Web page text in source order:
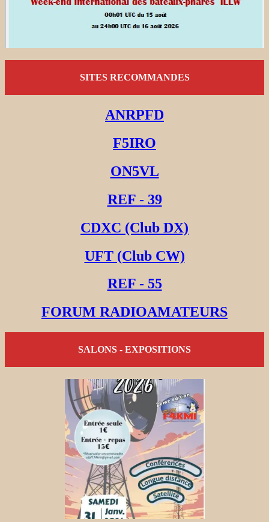
SITES RECOMMANDES
ANRPFD
F5IRO
ON5VL
REF - 39
CDXC (Club DX)
UFT (Club CW)
REF - 55
FORUM RADIOAMATEURS
SALONS - EXPOSITIONS